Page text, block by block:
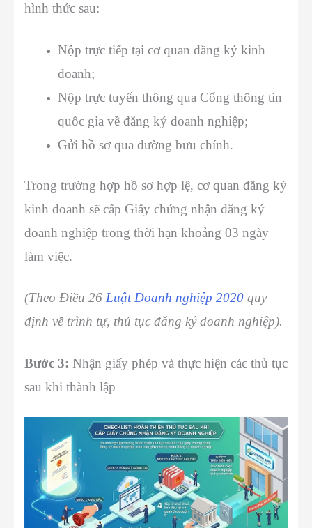
hình thức sau:
Nộp trực tiếp tại cơ quan đăng ký kinh
doanh;
Nộp trực tuyến thông qua Cổng thông tin
quốc gia về đăng ký doanh nghiệp;
Gửi hồ sơ qua đường bưu chính.
Trong trường hợp hồ sơ hợp lệ, cơ quan đăng ký
kinh doanh sẽ cấp Giấy chứng nhận đăng ký
doanh nghiệp trong thời hạn khoảng 03 ngày
làm việc.
(Theo Điều 26 Luật Doanh nghiệp 2020 quy
định về trình tự, thủ tục đăng ký doanh nghiệp).
Bước 3: Nhận giấy phép và thực hiện các thủ tục
sau khi thành lập